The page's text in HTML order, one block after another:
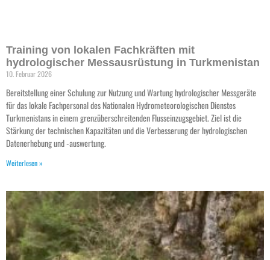
Training von lokalen Fachkräften mit
hydrologischer Messausrüstung in Turkmenistan
10. Februar 2026
Bereitstellung einer Schulung zur Nutzung und Wartung hydrologischer Messgeräte
für das lokale Fachpersonal des Nationalen Hydrometeorologischen Dienstes
Turkmenistans in einem grenzüberschreitenden Flusseinzugsgebiet. Ziel ist die
Stärkung der technischen Kapazitäten und die Verbesserung der hydrologischen
Datenerhebung und -auswertung.
Weiterlesen »